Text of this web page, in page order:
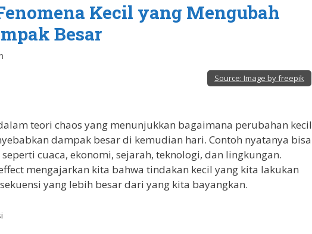
Kecil yang Mengubah
Besar
Source: Image by freepik
teori chaos yang menunjukkan bagaimana perubahan kecil
dampak besar di kemudian hari. Contoh nyatanya bisa
cuaca, ekonomi, sejarah, teknologi, dan lingkungan.
mengajarkan kita bahwa tindakan kecil yang kita lakukan
yang lebih besar dari yang kita bayangkan.